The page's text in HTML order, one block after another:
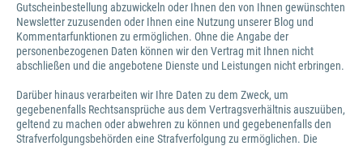
Gutscheinbestellung abzuwickeln oder Ihnen den von Ihnen gewünschten
Newsletter zuzusenden oder Ihnen eine Nutzung unserer Blog und
Kommentarfunktionen zu ermöglichen. Ohne die Angabe der
personenbezogenen Daten können wir den Vertrag mit Ihnen nicht
abschließen und die angebotene Dienste und Leistungen nicht erbringen.
Darüber hinaus verarbeiten wir Ihre Daten zu dem Zweck, um
gegebenenfalls Rechtsansprüche aus dem Vertragsverhältnis auszuüben,
geltend zu machen oder abwehren zu können und gegebenenfalls den
Strafverfolgungsbehörden eine Strafverfolgung zu ermöglichen. Die